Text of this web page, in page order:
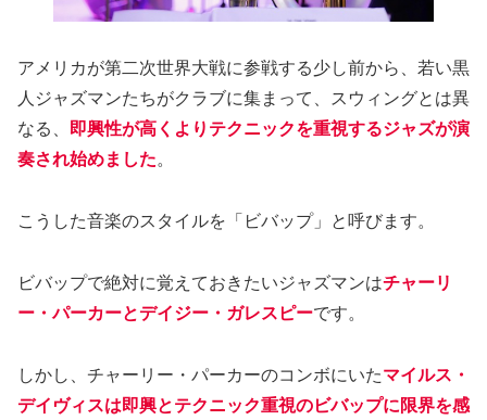
アメリカが第二次世界大戦に参戦する少し前から、若い黒
人ジャズマンたちがクラブに集まって、スウィングとは異
なる、
即興性が高くよりテクニックを重視するジャズが演
奏され始めました。
こうした音楽のスタイルを「ビバップ」と呼びます。
ビバップで絶対に覚えておきたいジャズマンはチャーリ
ー・パーカーとデイジー・ガレスピーです。
しかし、チャーリー・パーカーのコンボにいたマイルス・
デイヴィスは即興とテクニック重視のビバップに限界を感